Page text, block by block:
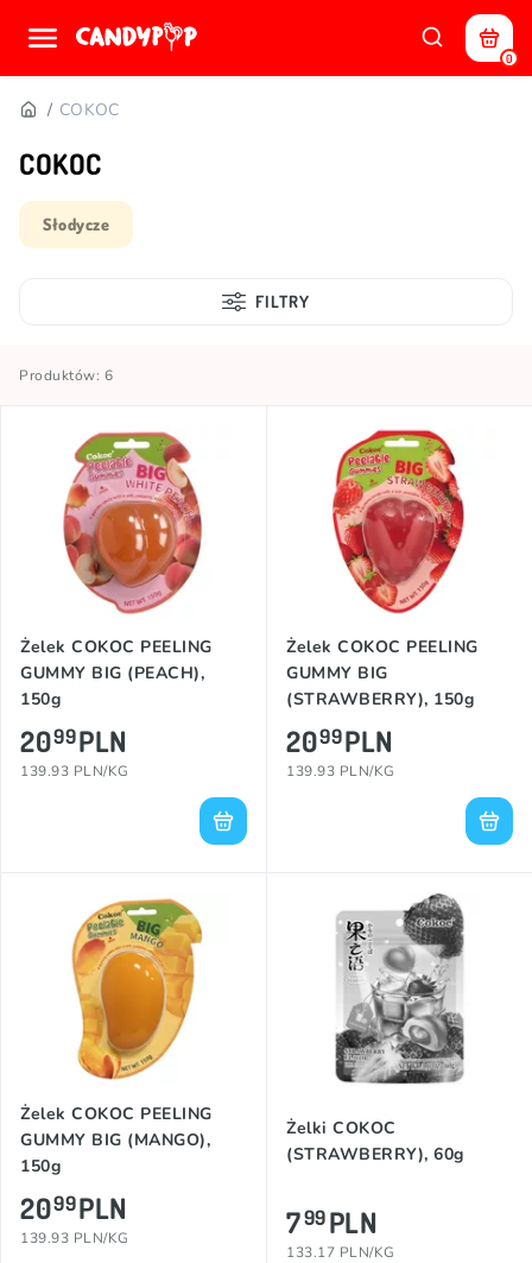
0
COKOC
COKOC
Słodycze
FILTRY
Produktów: 6
Żelek COKOC PEELING
GUMMY BIG (PEACH),
150g
2099PLN
139.93 PLN/KG
Żelek COKOC PEELING
GUMMY BIG
(STRAWBERRY), 150g
2099PLN
139.93 PLN/KG
Żelek COKOC PEELING
GUMMY BIG (MANGO),
150g
2099PLN
139.93 PLN/KG
Żelki COKOC
(STRAWBERRY), 60g
799PLN
133.17 PLN/KG